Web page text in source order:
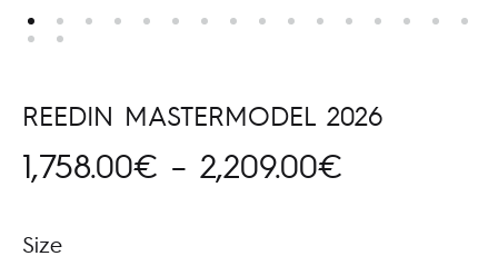
REEDIN MASTERMODEL 2026
1,758.00€ – 2,209.00€
Size